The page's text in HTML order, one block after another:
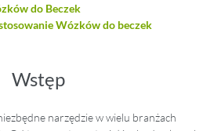
do Beczek
Wózków do beczek
Wstęp
narzędzie w wielu branżach